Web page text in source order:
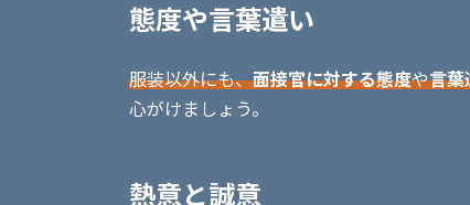
態度や言葉遣い
服装以外にも、面接官に対する態度や言葉
心がけましょう。
熱意と誠意